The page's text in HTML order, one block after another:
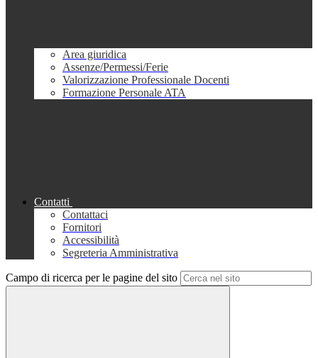
Area giuridica
Assenze/Permessi/Ferie
Valorizzazione Professionale Docenti
Formazione Personale ATA
Contatti
Contattaci
Fornitori
Accessibilità
Segreteria Amministrativa
Campo di ricerca per le pagine del sito